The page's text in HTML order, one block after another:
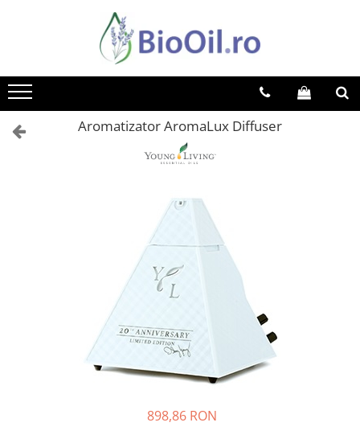
Aromatizator AromaLux Diffuser
898,86 RON